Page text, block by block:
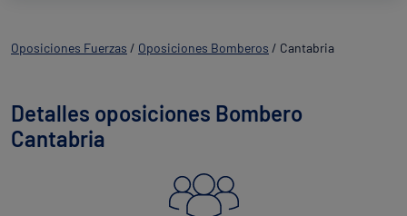
Oposiciones Fuerzas / Oposiciones Bomberos / Cantabria
Detalles oposiciones Bombero
Cantabria